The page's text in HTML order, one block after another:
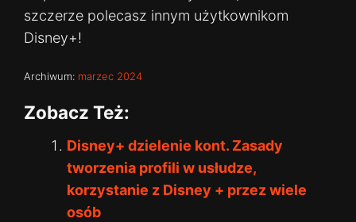
szczerze polecasz innym użytkownikom
Disney+!
Archiwum: marzec 2024
Zobacz Też:
Disney+ dzielenie kont. Zasady
tworzenia profili w usłudze,
korzystanie z Disney + przez wiele
osób